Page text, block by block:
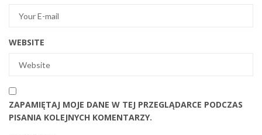
WEBSITE
ZAPAMIĘTAJ MOJE DANE W TEJ PRZEGLĄDARCE PODCZAS
PISANIA KOLEJNYCH KOMENTARZY.